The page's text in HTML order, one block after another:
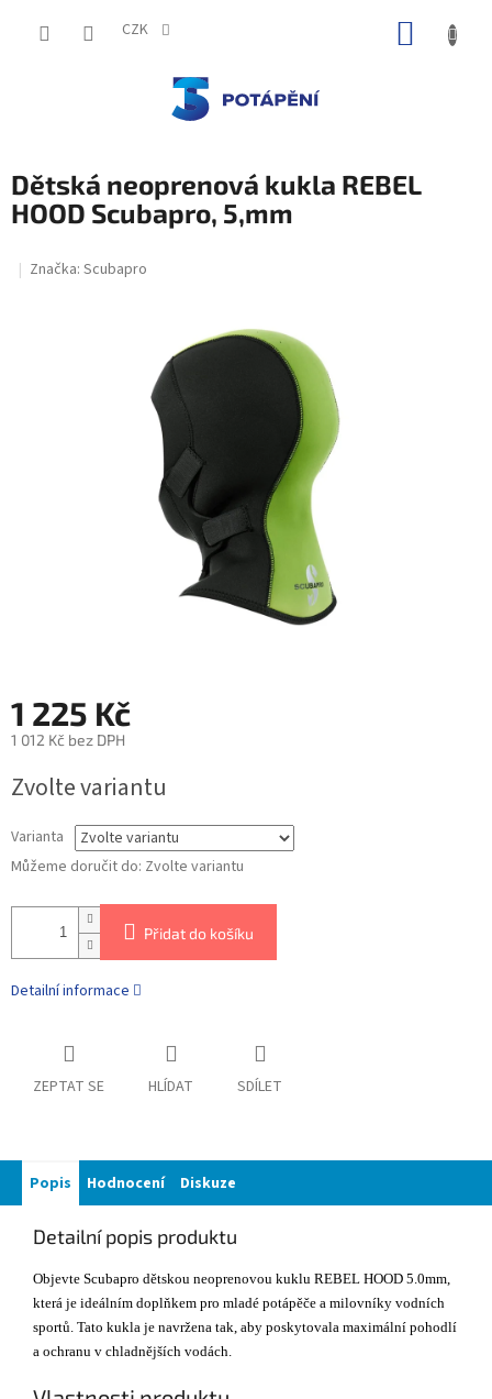
CZK
Dětská neoprenová kukla REBEL
HOOD Scubapro, 5,mm
Značka: Scubapro
1 225 Kč
1 012 Kč bez DPH
Zvolte variantu
Varianta
Můžeme doručit do: Zvolte variantu
Přidat do košíku
Detailní informace
ZEPTAT SE HLÍDAT SDÍLET
Popis Hodnocení Diskuze
Detailní popis produktu
Objevte Scubapro dětskou neoprenovou kuklu REBEL HOOD 5.0mm,
která je ideálním doplňkem pro mladé potápěče a milovníky vodních
sportů. Tato kukla je navržena tak, aby poskytovala maximální pohodlí
a ochranu v chladnějších vodách.